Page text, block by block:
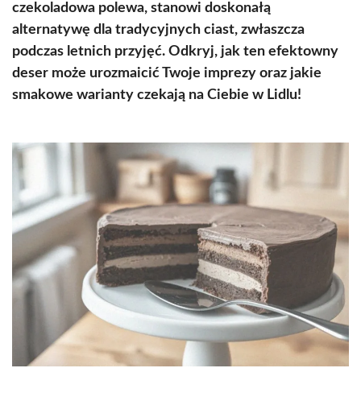
czekoladowa polewa, stanowi doskonałą
alternatywę dla tradycyjnych ciast, zwłaszcza
podczas letnich przyjęć. Odkryj, jak ten efektowny
deser może urozmaicić Twoje imprezy oraz jakie
smakowe warianty czekają na Ciebie w Lidlu!